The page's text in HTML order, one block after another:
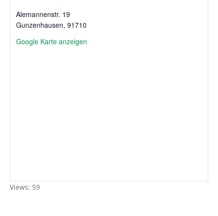
Alemannenstr. 19
Gunzenhausen, 91710
Google Karte anzeigen
Views: 59